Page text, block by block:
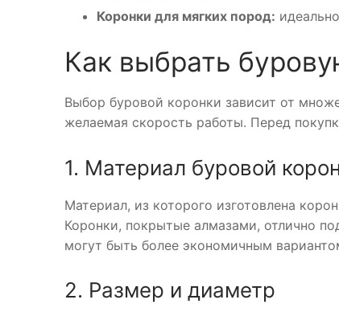
Коронки для мягких пород:
Как выбрать
Выбор буровой коронки зависит от
желаемая скорость работы. Перед
1. Материал буровой
Материал, из которого изготовлена
Коронки, покрытые алмазами, отлично
могут быть более экономичным
2. Размер и диаметр